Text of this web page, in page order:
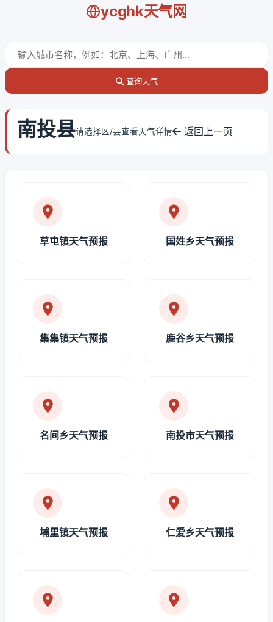
ycghk天气网
查询天气
南投县请选择区/县查看天气详情 返回上一页
草屯镇天气预报 国姓乡天气预报
集集镇天气预报 鹿谷乡天气预报
名间乡天气预报 南投市天气预报
埔里镇天气预报 仁爱乡天气预报